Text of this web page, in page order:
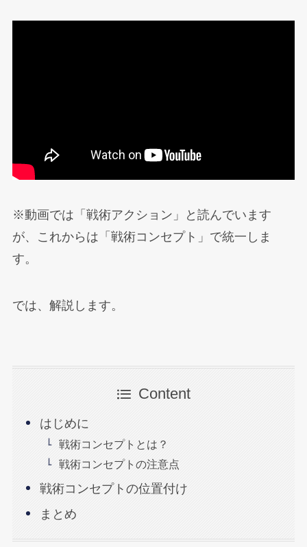
※動画では「戦術アクション」と読んでいます
が、これからは「戦術コンセプト」で統一しま
す。
では、解説します。
Content
はじめに
戦術コンセプトとは？
戦術コンセプトの注意点
戦術コンセプトの位置付け
まとめ